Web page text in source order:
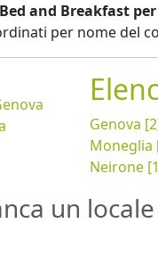
Bed and Breakfast
per nome del
Genova
Moneglia
Neirone
un